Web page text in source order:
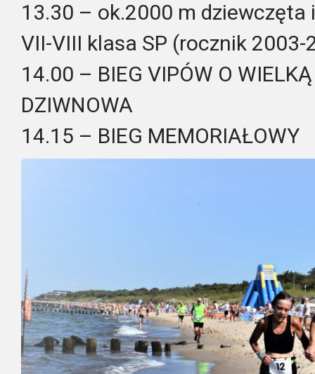
13.30 – ok.2000 m dziewczęta
VII-VIII klasa SP (rocznik 2003-
14.00 – BIEG VIPÓW O
DZIWNOWA
14.15 – BIEG MEMORIAŁOWY